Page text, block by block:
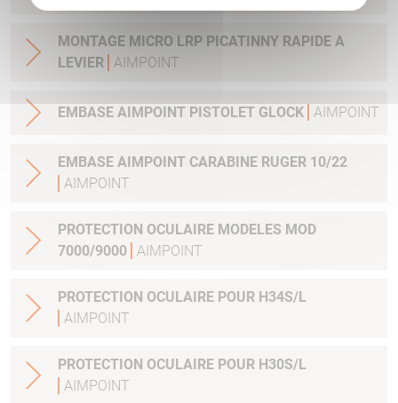
MONTAGE MICRO LRP PICATINNY RAPIDE A
LEVIER AIMPOINT
EMBASE AIMPOINT PISTOLET GLOCK AIMPOINT
EMBASE AIMPOINT CARABINE RUGER 10/22
AIMPOINT
PROTECTION OCULAIRE MODELES MOD
7000/9000 AIMPOINT
PROTECTION OCULAIRE POUR H34S/L
AIMPOINT
PROTECTION OCULAIRE POUR H30S/L
AIMPOINT